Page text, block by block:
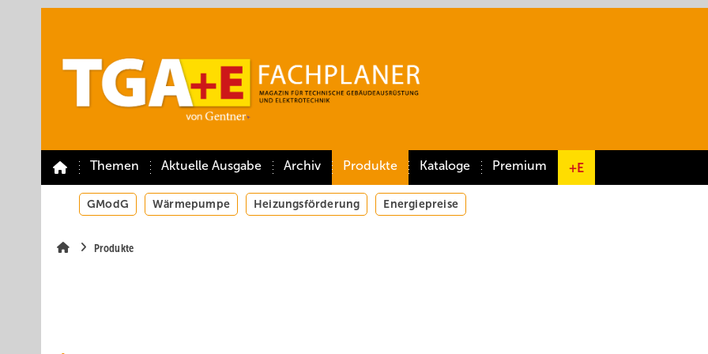
Themen Aktuelle Ausgabe Archiv Produkte Kataloge Premium +E
GModG Wärmepumpe Heizungsförderung Energiepreise
Produkte